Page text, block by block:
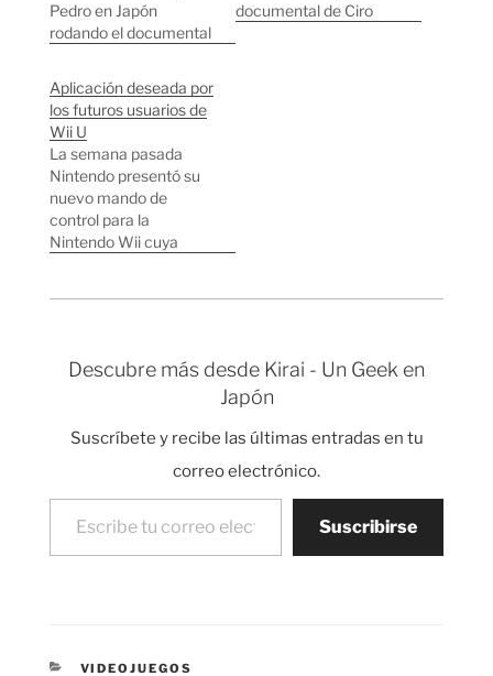
Pedro en Japón
rodando el documental
disponible en Youtube
próximamente).
Artículos anteriores:
Hobby, como se hizo -
Parte 1 Hobby, como
se hizo - Parte 2 Antes
del lanzamiento oficial
de la Wii tuvimos el…
documental de Ciro
Aplicación deseada por
los futuros usuarios de
Wii U
La semana pasada
Nintendo presentó su
nuevo mando de
control para la
Nintendo Wii cuya
Descubre más desde Kirai - Un Geek en
Japón
Suscríbete y recibe las últimas entradas en tu
correo electrónico.
Escribe tu correo electrónico…
Suscribirse
CATEGORÍAS
VIDEOJUEGOS